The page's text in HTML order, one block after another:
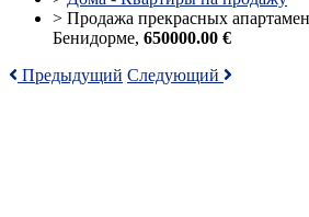
> Продажа прекрасных
Бенидорме, 650000.00 €
Предыдущий Следующий